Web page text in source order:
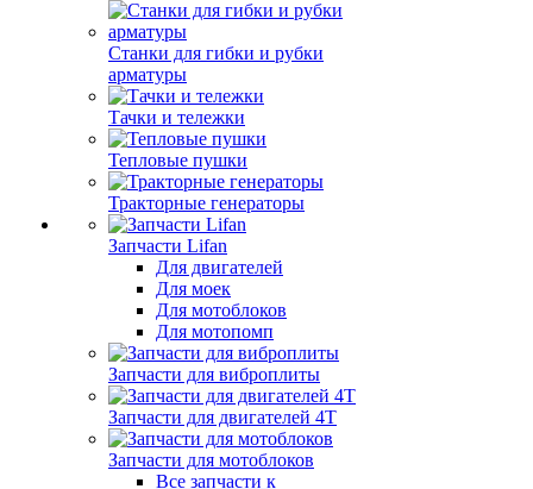
Станки для гибки и рубки
арматуры
Тачки и тележки
Тепловые пушки
Тракторные генераторы
Запчасти Lifan
Для двигателей
Для моек
Для мотоблоков
Для мотопомп
Запчасти для виброплиты
Запчасти для двигателей 4Т
Запчасти для мотоблоков
Все запчасти к